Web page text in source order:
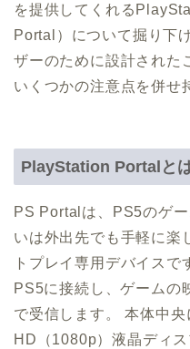
を提供してくれる
Portal）について掘り下
ザーのために設計された
いくつかの注意点を併せ
PlayStation Portalと
PS Portalは、PS5のゲ
いは外出先でも手軽に楽
トプレイ専用デバイス
PS5に接続し、ゲームの
で受信します。 本体中
HD（1080p）液晶ディ